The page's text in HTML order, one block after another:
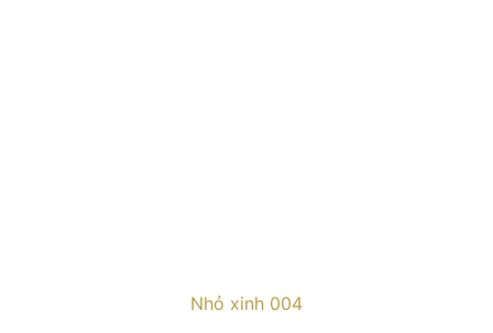
Nhỏ xinh 004